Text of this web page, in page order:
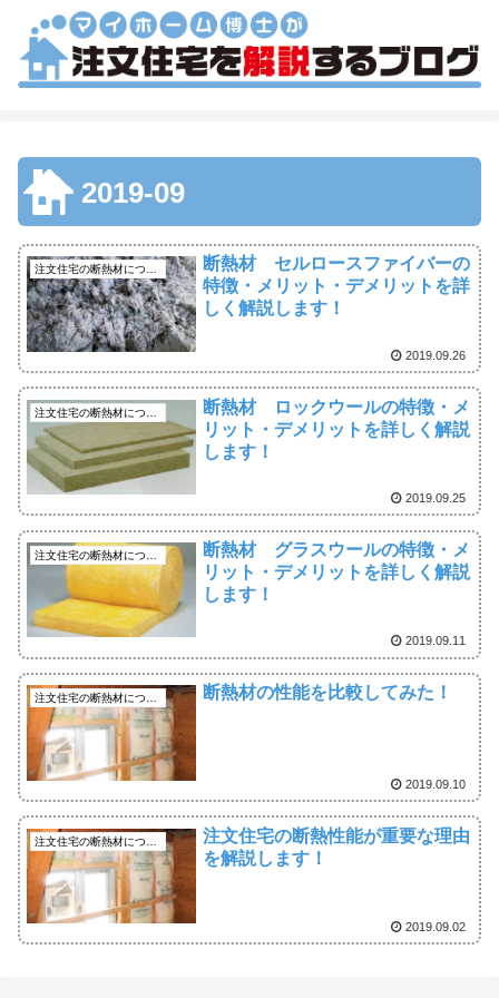
2019-09
注文住宅の断熱材について
断熱材 セルロースファイバーの
特徴・メリット・デメリットを詳
しく解説します！
2019.09.26
断熱材 ロックウールの特徴・メ
リット・デメリットを詳しく解説
します！
2019.09.25
断熱材 グラスウールの特徴・メ
リット・デメリットを詳しく解説
します！
2019.09.11
注文住宅の断熱材について 断熱材の性能を比較してみた！
2019.09.10
注文住宅の断熱性能が重要な理由
を解説します！
2019.09.02